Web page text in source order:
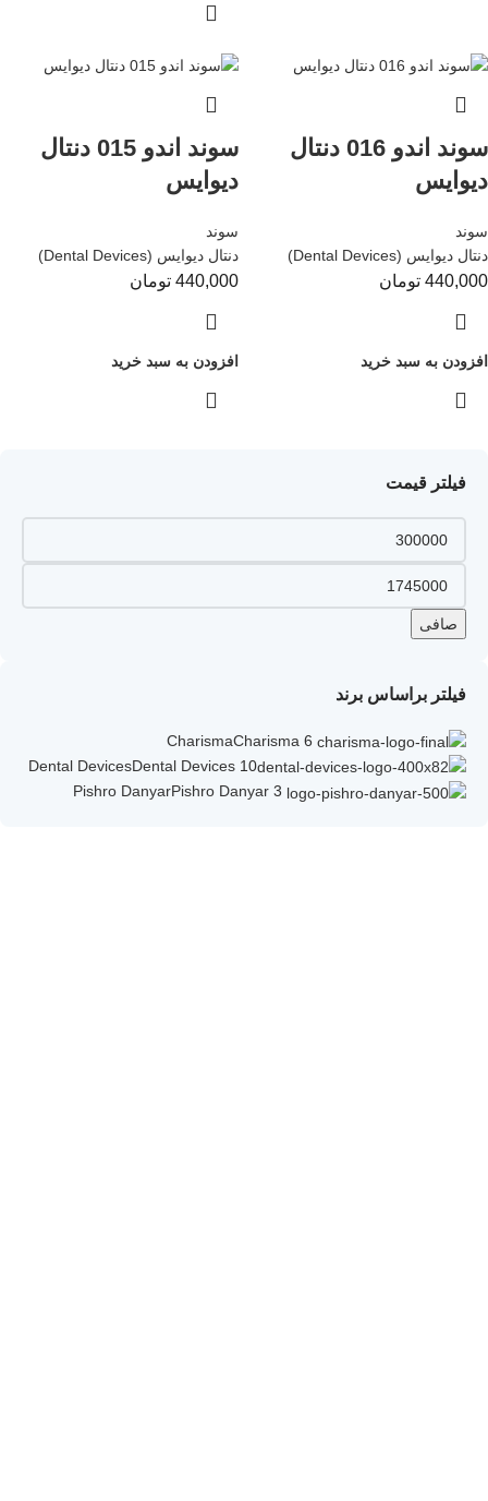
فیلتر قیمت
صافی
فیلتر براساس برند
CharismaCharisma 6
Dental DevicesDental Devices 10
Pishro DanyarPishro Danyar 3
سوند اندو 016 دنتال
دیوایس
سوند
دنتال دیوایس (Dental Devices)
440,000 تومان
افزودن به سبد خرید
سوند اندو 015 دنتال
دیوایس
سوند
دنتال دیوایس (Dental Devices)
440,000 تومان
افزودن به سبد خرید